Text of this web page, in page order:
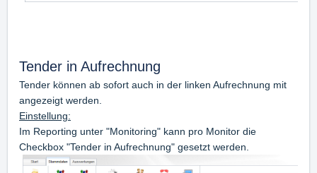
Tender in Aufrechnung
Tender können ab sofort auch in der linken Aufrechnung mit
angezeigt werden.
Einstellung:
Im Reporting unter "Monitoring" kann pro Monitor die
Checkbox "Tender in Aufrechnung" gesetzt werden.